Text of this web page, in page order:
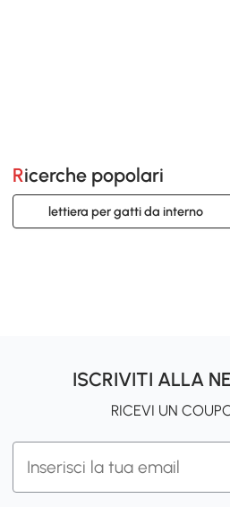
Ricerche popolari
lettiera per gatti da interno
ISCRIVITI ALLA
RICEVI UN